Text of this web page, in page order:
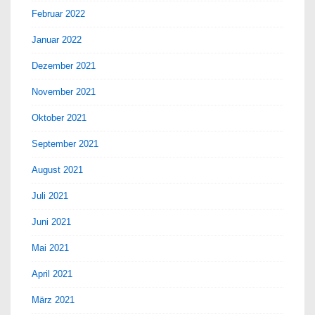
Februar 2022
Januar 2022
Dezember 2021
November 2021
Oktober 2021
September 2021
August 2021
Juli 2021
Juni 2021
Mai 2021
April 2021
März 2021